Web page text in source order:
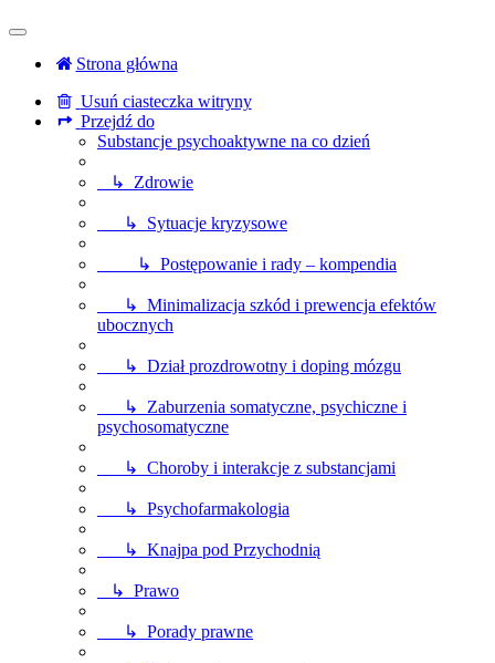
Strona główna
Usuń ciasteczka witryny
Przejdź do
Substancje psychoaktywne na co dzień
↳ Zdrowie
↳ Sytuacje kryzysowe
↳ Postępowanie i rady – kompendia
↳ Minimalizacja szkód i prewencja efektów
ubocznych
↳ Dział prozdrowotny i doping mózgu
↳ Zaburzenia somatyczne, psychiczne i
psychosomatyczne
↳ Choroby i interakcje z substancjami
↳ Psychofarmakologia
↳ Knajpa pod Przychodnią
↳ Prawo
↳ Porady prawne